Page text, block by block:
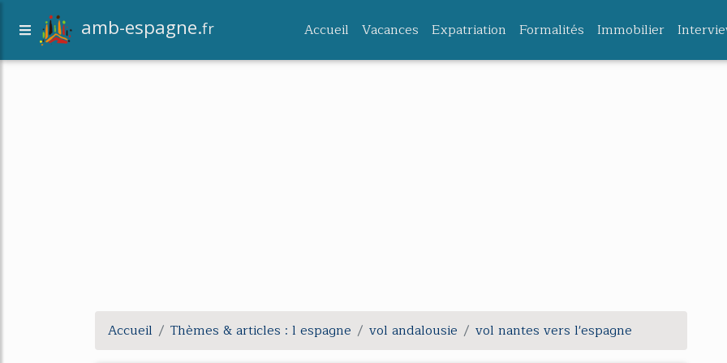
amb-espagne.fr Accueil Vacances Expatriation Formalités Immobilier
Accueil Thèmes & articles : l espagne vol andalousie vol nantes vers l'espagne